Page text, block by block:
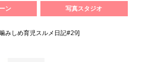
ン 写真スタジオ
みしめ育児スルメ日記#29]